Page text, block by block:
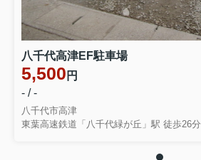
八千代高津EF駐車場
5,500 円
- / -
八千代市高津
東葉高速鉄道「八千代緑が丘」駅 徒歩26分